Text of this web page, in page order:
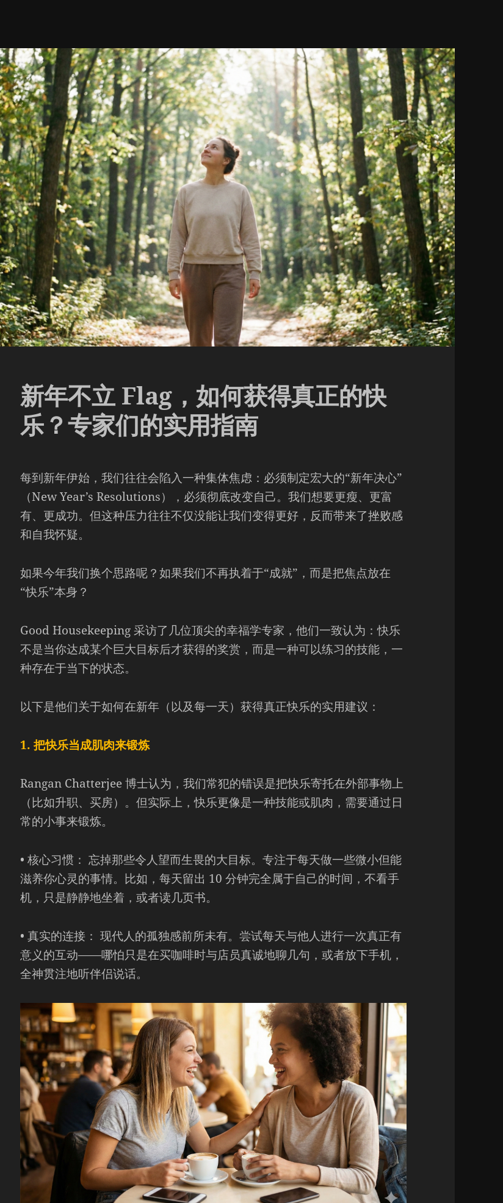
新年不立 Flag，如何获得真正的快
乐？专家们的实用指南
每到新年伊始，我们往往会陷入一种集体焦虑：必须制定宏大的“新年决心”
（New Year’s Resolutions），必须彻底改变自己。我们想要更瘦、更富
有、更成功。但这种压力往往不仅没能让我们变得更好，反而带来了挫败感
和自我怀疑。
如果今年我们换个思路呢？如果我们不再执着于“成就”，而是把焦点放在
“快乐”本身？
Good Housekeeping 采访了几位顶尖的幸福学专家，他们一致认为：快乐
不是当你达成某个巨大目标后才获得的奖赏，而是一种可以练习的技能，一
种存在于当下的状态。
以下是他们关于如何在新年（以及每一天）获得真正快乐的实用建议：
1. 把快乐当成肌肉来锻炼
Rangan Chatterjee 博士认为，我们常犯的错误是把快乐寄托在外部事物上
（比如升职、买房）。但实际上，快乐更像是一种技能或肌肉，需要通过日
常的小事来锻炼。
• 核心习惯： 忘掉那些令人望而生畏的大目标。专注于每天做一些微小但能
滋养你心灵的事情。比如，每天留出 10 分钟完全属于自己的时间，不看手
机，只是静静地坐着，或者读几页书。
• 真实的连接： 现代人的孤独感前所未有。尝试每天与他人进行一次真正有
意义的互动——哪怕只是在买咖啡时与店员真诚地聊几句，或者放下手机，
全神贯注地听伴侣说话。